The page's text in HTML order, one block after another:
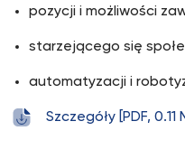
pozycji i możliwości
starzejącego się
automatyzacji i
Szczegóły [PDF, 0.11